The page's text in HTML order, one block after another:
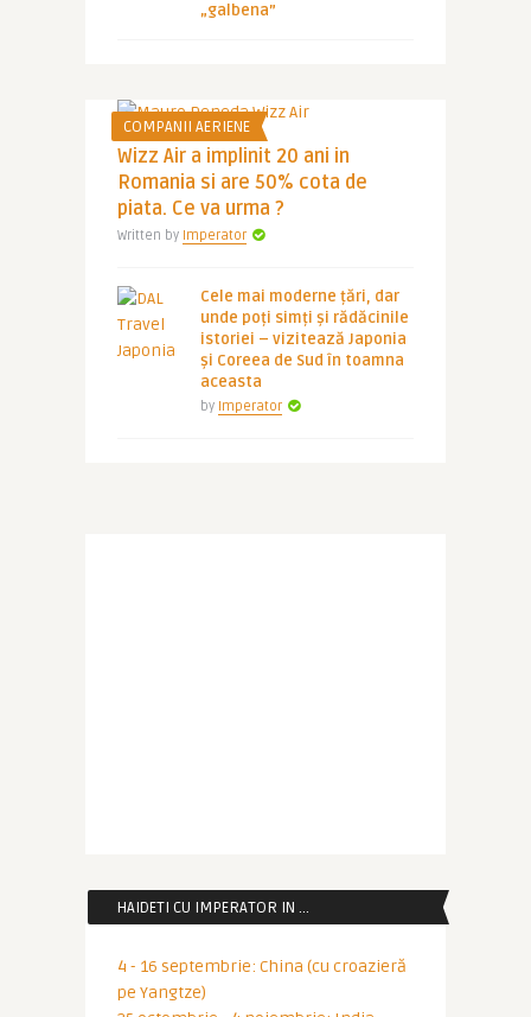
„galbena”
COMPANII AERIENE
Wizz Air a implinit 20 ani in
Romania si are 50% cota de
piata. Ce va urma ?
Written by Imperator
Cele mai moderne țări, dar
unde poți simți și rădăcinile
istoriei – vizitează Japonia
și Coreea de Sud în toamna
aceasta
by Imperator
HAIDETI CU IMPERATOR IN …
4 - 16 septembrie: China (cu croazieră
pe Yangtze)